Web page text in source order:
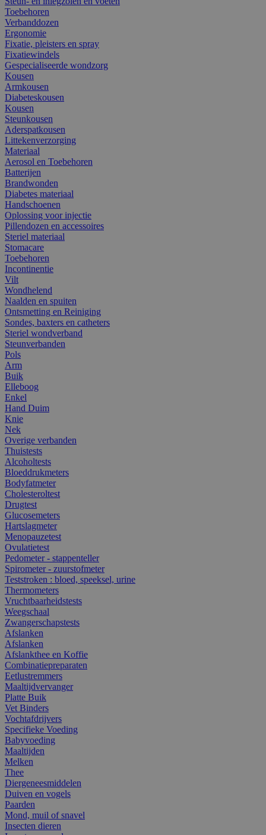
Toebehoren
Verbanddozen
Ergonomie
Fixatie, pleisters en spray
Fixatiewindels
Gespecialiseerde wondzorg
Kousen
Armkousen
Diabeteskousen
Kousen
Steunkousen
Aderspatkousen
Littekenverzorging
Materiaal
Aerosol en Toebehoren
Batterijen
Brandwonden
Diabetes materiaal
Handschoenen
Oplossing voor injectie
Pillendozen en accessoires
Steriel materiaal
Stomacare
Toebehoren
Incontinentie
Vilt
Wondhelend
Naalden en spuiten
Ontsmetting en Reiniging
Sondes, baxters en catheters
Steriel wondverband
Steunverbanden
Pols
Arm
Buik
Elleboog
Enkel
Hand Duim
Knie
Nek
Overige verbanden
Thuistests
Alcoholtests
Bloeddrukmeters
Bodyfatmeter
Cholesteroltest
Drugtest
Glucosemeters
Hartslagmeter
Menopauzetest
Ovulatietest
Pedometer - stappenteller
Spirometer - zuurstofmeter
Teststroken : bloed, speeksel, urine
Thermometers
Vruchtbaarheidstests
Weegschaal
Zwangerschapstests
Afslanken
Afslanken
Afslankthee en Koffie
Combinatiepreparaten
Eetlustremmers
Maaltijdvervanger
Platte Buik
Vet Binders
Vochtafdrijvers
Specifieke Voeding
Babyvoeding
Maaltijden
Melken
Thee
Diergeneesmiddelen
Duiven en vogels
Paarden
Mond, muil of snavel
Insecten dieren